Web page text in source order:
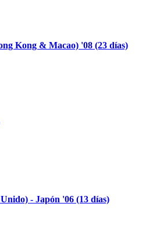
Kong & Macao) '08 (23 días)
- Japón '06 (13 días)